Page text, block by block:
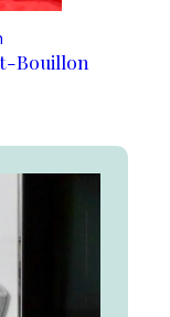
Bouillon